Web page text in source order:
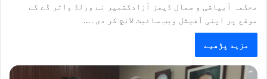
محکمہ آبپاشی و سمال ڈیمز آزادکشمیر نے ورلڈ واٹر ڈے کے
موقع پر اپنی آفیشل ویب سائیٹ لانچ کر دی۔…
مزید پڑھیے